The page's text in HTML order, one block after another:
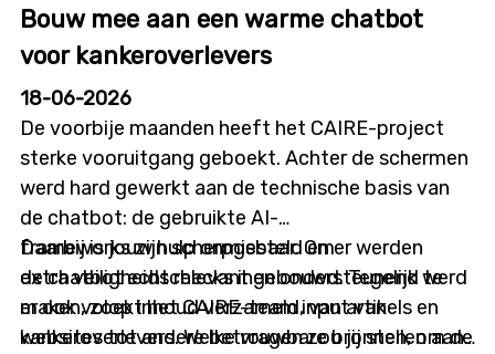
details en krijg je de kans om je vragen te stellen.
Details infosessie: Datum: donderdag 9 juli 2026
Bouw mee aan een warme chatbot
voor kankeroverlevers
18-06-2026
De voorbije maanden heeft het CAIRE-project
sterke vooruitgang geboekt. Achter de schermen
werd hard gewerkt aan de technische basis van
de chatbot: de gebruikte AI-
frameworks zijn scherpgesteld en er werden
extra veiligheidschecks ingebouwd. Tegelijk werd
er ook volop inhoud verzameld, van artikels en
websites tot andere betrouwbare bronnen, om de
Daarbij is jouw hulp onmisbaar. Om
de chatbot echt relevant en ondersteunend te
maken, zoekt het CAIRE-team input van
kankeroverlevers. Welke vragen zou jij stellen aan